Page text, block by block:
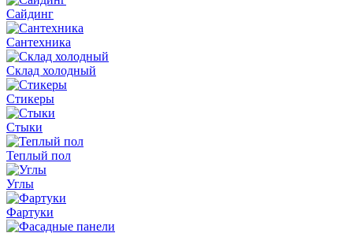
Сайдинг
Сантехника
Склад холодный
Стикеры
Стыки
Теплый пол
Углы
Фартуки